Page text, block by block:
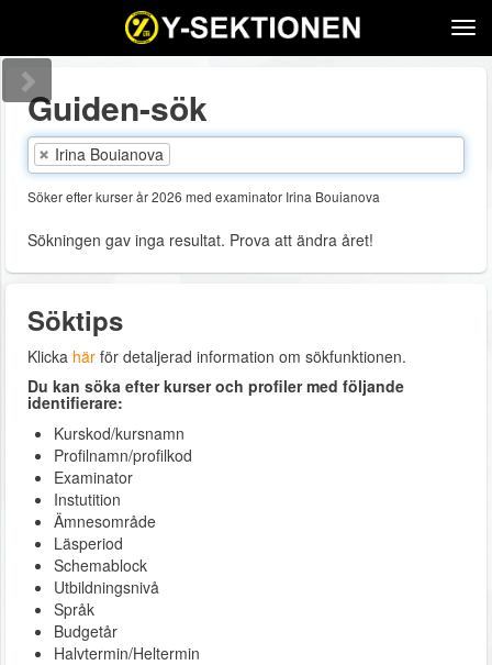
Guiden-sök
Irina Bouianova
Söker efter kurser år 2026 med examinator Irina Bouianova
Sökningen gav inga resultat. Prova att ändra året!
Söktips
Klicka här för detaljerad information om sökfunktionen.
Du kan söka efter kurser och profiler med följande
identifierare:
Kurskod/kursnamn
Profilnamn/profilkod
Examinator
Instutition
Ämnesområde
Läsperiod
Schemablock
Utbildningsnivå
Språk
Budgetår
Halvtermin/Heltermin